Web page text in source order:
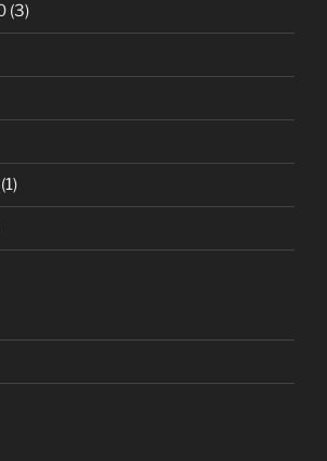
(3)
(1)